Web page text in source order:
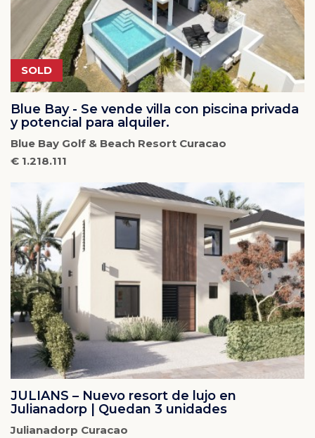
SOLD
Blue Bay - Se vende villa con piscina privada
y potencial para alquiler.
Blue Bay Golf & Beach Resort Curacao
€ 1.218.111
JULIANS – Nuevo resort de lujo en
Julianadorp | Quedan 3 unidades
Julianadorp Curacao